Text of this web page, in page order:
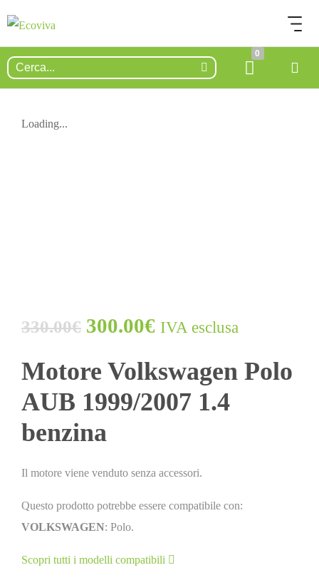
0
Loading...
330.00€ 300.00€ IVA esclusa
Motore Volkswagen Polo
AUB 1999/2007 1.4
benzina
Il motore viene venduto senza accessori.
Questo prodotto potrebbe essere compatibile con:
VOLKSWAGEN: Polo.
Scopri tutti i modelli compatibili